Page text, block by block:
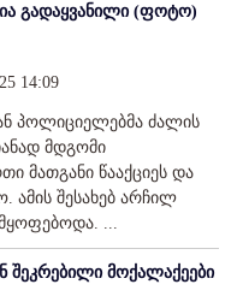
გადაყვანილი (ფოტო)
14:09
პოლიციელებმა ძალის
მდგომი
მათგანი წააქციეს და
ამის შესახებ არჩილ
...
შეკრებილი მოქალაქეები